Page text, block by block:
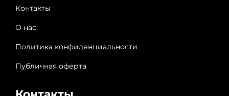
Контакты
О нас
Политика конфиденциальности
Публичная оферта